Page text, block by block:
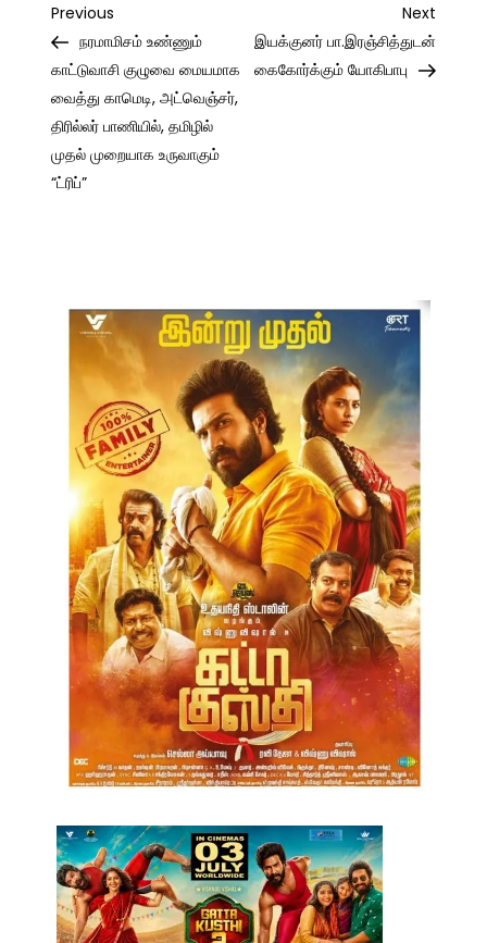
Post
navigation
Previous
Post
Previous
நரமாமிசம் உண்ணும்
காட்டுவாசி குழுவை மையமாக
வைத்து காமெடி, அட்வெஞ்சர்,
திரில்லர் பாணியில், தமிழில்
முதல் முறையாக உருவாகும்
“ட்ரிப்”
Next
Post
Next
இயக்குனர் பா.இரஞ்சித்துடன்
கைகோர்க்கும் யோகிபாபு